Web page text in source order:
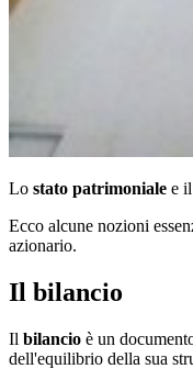
Lo stato patrimoniale e il
Ecco alcune nozioni
azionario.
Il bilancio
Il bilancio è un
dell'equilibrio della sua